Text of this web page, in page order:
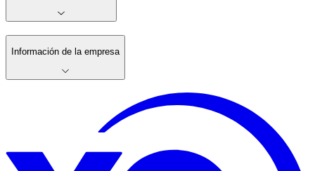
Información de la empresa